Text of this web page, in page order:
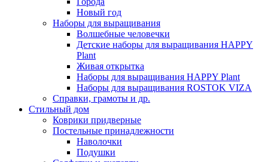
Новый год
Наборы для выращивания
Волшебные человечки
Детские наборы для выращивания HAPPY
Plant
Живая открытка
Наборы для выращивания HAPPY Plant
Наборы для выращивания ROSTOK VIZA
Справки, грамоты и др.
Стильный дом
Коврики придверные
Постельные принадлежности
Наволочки
Подушки